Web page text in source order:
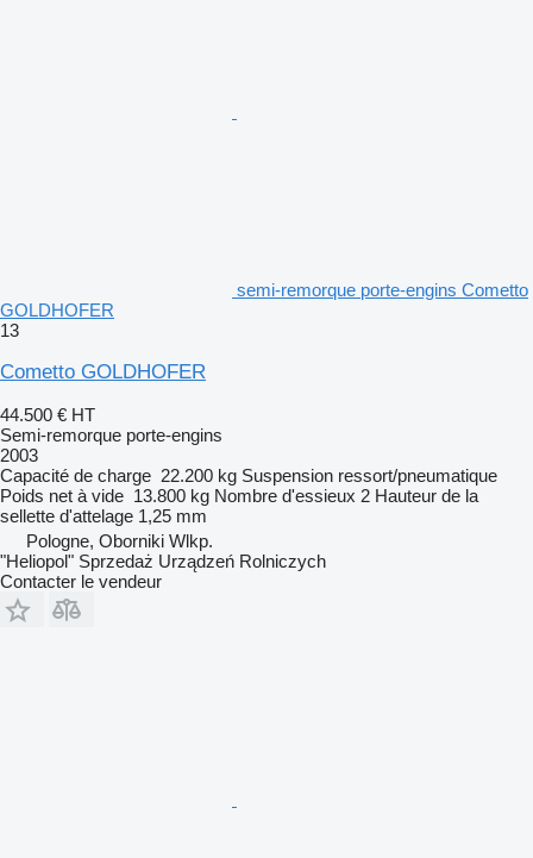
semi-remorque porte-engins Cometto
GOLDHOFER
13
Cometto GOLDHOFER
44.500 € HT
Semi-remorque porte-engins
2003
Capacité de charge 22.200 kg Suspension ressort/pneumatique
Poids net à vide 13.800 kg Nombre d'essieux 2 Hauteur de la
sellette d'attelage 1,25 mm
Pologne, Oborniki Wlkp.
"Heliopol" Sprzedaż Urządzeń Rolniczych
Contacter le vendeur